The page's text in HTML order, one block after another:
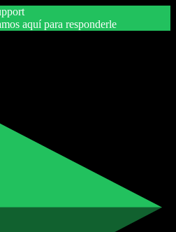
aquí para responderle